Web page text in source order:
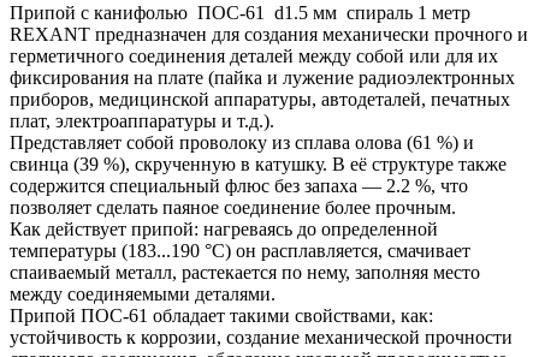
Припой с канифолью ПОС-61 d1.5 мм спираль 1 метр
REXANT предназначен для создания механически прочного и
герметичного соединения деталей между собой или для их
фиксирования на плате (пайка и лужение радиоэлектронных
приборов, медицинской аппаратуры, автодеталей, печатных
плат, электроаппаратуры и т.д.).
Представляет собой проволоку из сплава олова (61 %) и
свинца (39 %), скрученную в катушку. В её структуре также
содержится специальный флюс без запаха — 2.2 %, что
позволяет сделать паяное соединение более прочным.
Как действует припой: нагреваясь до определенной
температуры (183...190 °C) он расплавляется, смачивает
спаиваемый металл, растекается по нему, заполняя место
между соединяемыми деталями.
Припой ПОС-61 обладает такими свойствами, как:
устойчивость к коррозии, создание механической прочности